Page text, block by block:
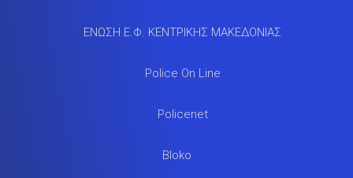
ΕΝΩΣΗ Ε.Φ. ΚΕΝΤΡΙΚΗΣ ΜΑΚΕΔΟΝΙΑΣ
Police On Line
Policenet
Bloko